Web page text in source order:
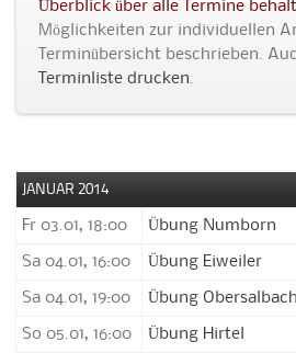
Überblick über alle Termine
Möglichkeiten zur individuellen
Terminübersicht beschrieben.
Terminliste drucken
JANUAR 2014
Fr 03.01, 18:00 Übung Numborn
Sa 04.01, 16:00 Übung Eiweiler
Sa 04.01, 19:00 Übung
So 05.01, 16:00 Übung Hirtel